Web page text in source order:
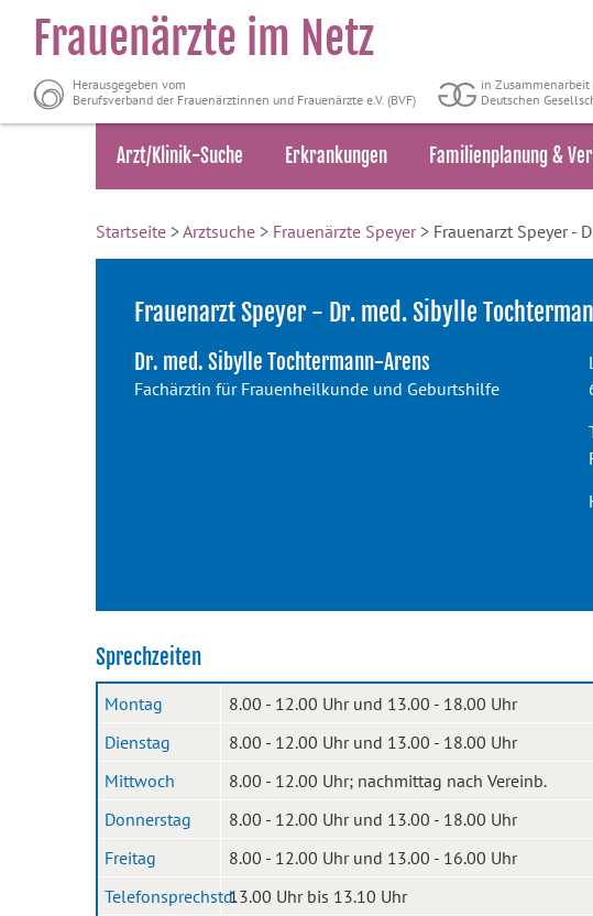
Frauenärzte im Netz
Herausgegeben vom
Berufsverband der Frauenärztinnen und Frauenärzte e.V. (BVF)
in
Deutschen
Arzt/Klinik-Suche Erkrankungen Familienplanung &
Startseite >Arztsuche > Frauenärzte Speyer> Frauenarzt Speyer -
Frauenarzt Speyer - Dr. med. Sibylle
Dr. med. Sibylle Tochtermann-Arens
Fachärztin für Frauenheilkunde und Geburtshilfe
Sprechzeiten
Montag
8.00 - 12.00 Uhr und 13.00 - 18.00 Uhr
Dienstag
8.00 - 12.00 Uhr und 13.00 - 18.00 Uhr
Mittwoch
8.00 - 12.00 Uhr; nachmittag nach Vereinb.
Donnerstag
8.00 - 12.00 Uhr und 13.00 - 18.00 Uhr
Freitag
8.00 - 12.00 Uhr und 13.00 - 16.00 Uhr
Telefonsprechstd.13.00 Uhr bis 13.10 Uhr